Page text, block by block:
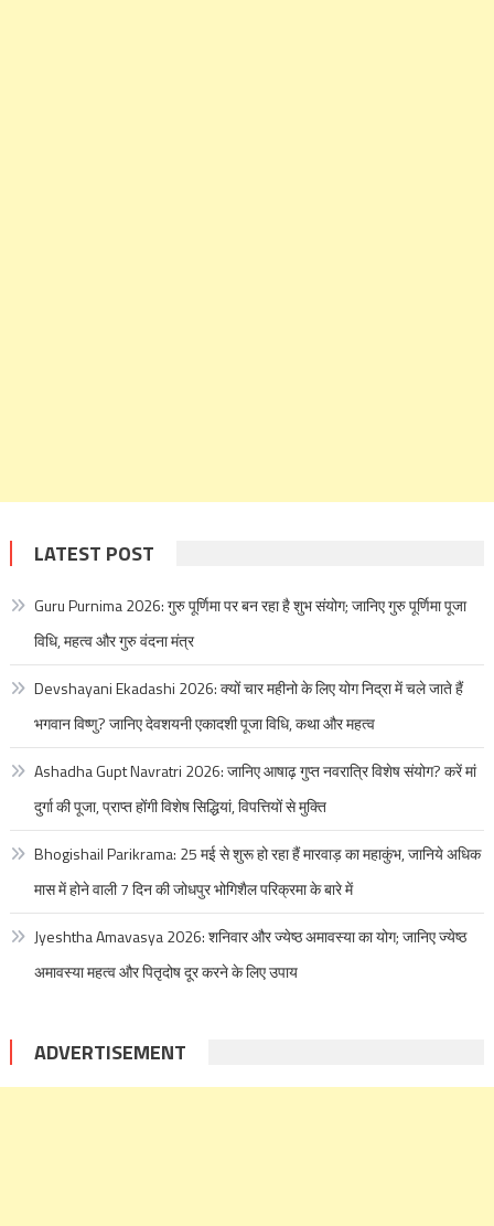
LATEST POST
Guru Purnima 2026: गुरु पूर्णिमा पर बन रहा है शुभ संयोग; जानिए गुरु पूर्णिमा पूजा
विधि, महत्व और गुरु वंदना मंत्र
Devshayani Ekadashi 2026: क्यों चार महीनो के लिए योग निद्रा में चले जाते हैं
भगवान विष्णु? जानिए देवशयनी एकादशी पूजा विधि, कथा और महत्व
Ashadha Gupt Navratri 2026: जानिए आषाढ़ गुप्त नवरात्रि विशेष संयोग? करें मां
दुर्गा की पूजा, प्राप्त होंगी विशेष सिद्धियां, विपत्तियों से मुक्ति
Bhogishail Parikrama: 25 मई से शुरू हो रहा हैं मारवाड़ का महाकुंभ, जानिये अधिक
मास में होने वाली 7 दिन की जोधपुर भोगिशैल परिक्रमा के बारे में
Jyeshtha Amavasya 2026: शनिवार और ज्येष्ठ अमावस्या का योग; जानिए ज्येष्ठ
अमावस्या महत्व और पितृदोष दूर करने के लिए उपाय
ADVERTISEMENT